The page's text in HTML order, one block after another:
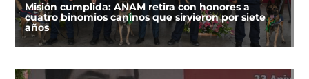
Misión cumplida: ANAM retira con honores a
cuatro binomios caninos que sirvieron por siete
años